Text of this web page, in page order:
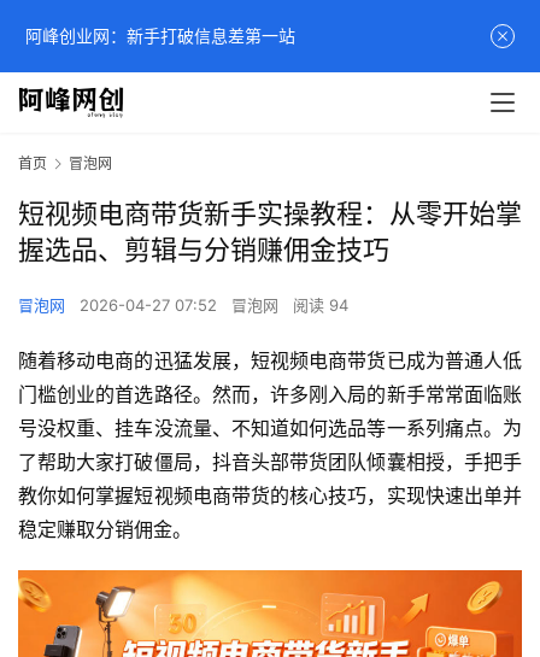
首页 冒泡网
短视频电商带货新手实操教程：从零开始掌
握选品、剪辑与分销赚佣金技巧
冒泡网 2026-04-27 07:52 冒泡网 阅读 94
随着移动电商的迅猛发展，短视频电商带货已成为普通人低
门槛创业的首选路径。然而，许多刚入局的新手常常面临账
号没权重、挂车没流量、不知道如何选品等一系列痛点。为
了帮助大家打破僵局，抖音头部带货团队倾囊相授，手把手
教你如何掌握短视频电商带货的核心技巧，实现快速出单并
稳定赚取分销佣金。
阿峰创业网：新手打破信息差第一站